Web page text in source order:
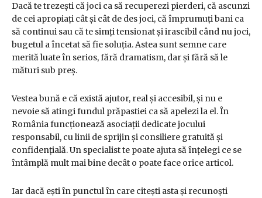
Dacă te trezești că joci ca să recuperezi pierderi, că ascunzi
de cei apropiați cât și cât de des joci, că împrumuți bani ca
să continui sau că te simți tensionat și irascibil când nu joci,
bugetul a încetat să fie soluția. Astea sunt semne care
merită luate în serios, fără dramatism, dar și fără să le
mături sub preș.
Vestea bună e că există ajutor, real și accesibil, și nu e
nevoie să atingi fundul prăpastiei ca să apelezi la el. În
România funcționează asociații dedicate jocului
responsabil, cu linii de sprijin și consiliere gratuită și
confidențială. Un specialist te poate ajuta să înțelegi ce se
întâmplă mult mai bine decât o poate face orice articol.
Iar dacă ești în punctul în care citești asta și recunoști